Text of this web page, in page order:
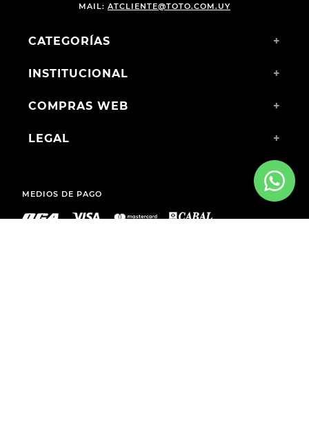
MAIL: ATCLIENTE@TOTO.COM.UY
CATEGORÍAS +
INSTITUCIONAL +
COMPRAS WEB +
LEGAL +
MEDIOS DE PAGO